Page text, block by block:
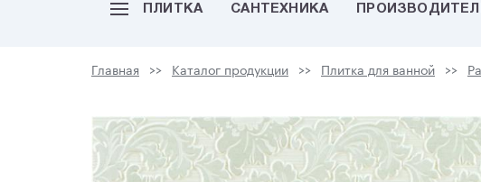
ПЛИТКА САНТЕХНИКА
Главная Каталог продукции Плитка для ванной